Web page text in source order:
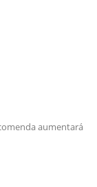
aumentará